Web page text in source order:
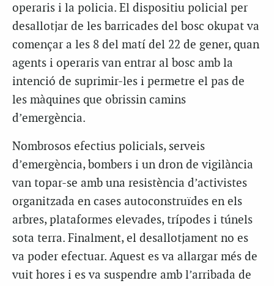
operaris i la policia. El dispositiu policial per
desallotjar de les barricades del bosc okupat va
començar a les 8 del matí del 22 de gener, quan
agents i operaris van entrar al bosc amb la
intenció de suprimir-les i permetre el pas de
les màquines que obrissin camins
d’emergència.
Nombrosos efectius policials, serveis
d’emergència, bombers i un dron de vigilància
van topar-se amb una resistència d’activistes
organitzada en cases autoconstruïdes en els
arbres, plataformes elevades, trípodes i túnels
sota terra. Finalment, el desallotjament no es
va poder efectuar. Aquest es va allargar més de
vuit hores i es va suspendre amb l’arribada de